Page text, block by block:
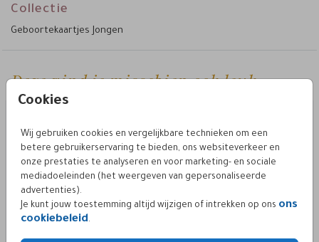
Cookies
Wij gebruiken cookies en vergelijkbare technieken om een
betere gebruikerservaring te bieden, ons websiteverkeer en
onze prestaties te analyseren en voor marketing- en sociale
mediadoeleinden (het weergeven van gepersonaliseerde
advertenties).
Je kunt jouw toestemming altijd wijzigen of intrekken op ons ons
cookiebeleid.
• Maak de verzending compleet en plak de envelop dicht met
elementen zelf toe of verwijder details. Er is genoeg keuze
ander lettertype of achtergrond creëer je een hele andere
op.
Collectie
Geboortekaartjes Jongen
Deze vind je misschien ook leuk